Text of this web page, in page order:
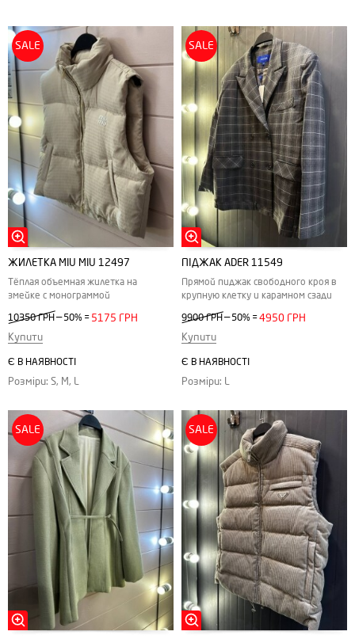
SALE
ЖИЛЕТКА MIU MIU 12497
Тёплая объемная жилетка на
змейке с монограммой
10350 ГРН— 50% = 5175 ГРН
Купити
Є В НАЯВНОСТІ
Розміри: S, M, L
SALE
ПІДЖАК ADER 11549
Прямой пиджак свободного кроя в
крупную клетку и карамном сзади
9900 ГРН— 50% =4950 ГРН
Купити
Є В НАЯВНОСТІ
Розміри: L
SALE SALE